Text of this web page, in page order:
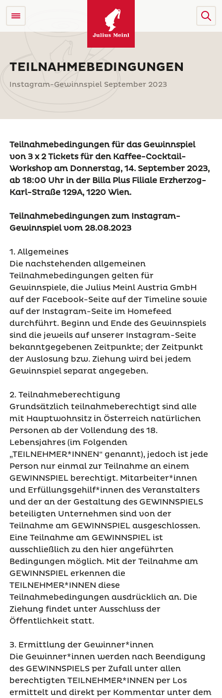
TEILNAHMEBEDINGUNGEN
Instagram-Gewinnspiel September 2023
Teilnahmebedingungen für das Gewinnspiel
von 3 x 2 Tickets für den Kaffee-Cocktail-
Workshop am Donnerstag, 14. September 2023,
ab 18:00 Uhr in der Billa Plus Filiale Erzherzog-
Karl-Straße 129A, 1220 Wien.
Teilnahmebedingungen zum Instagram-
Gewinnspiel vom 28.08.2023
1. Allgemeines
Die nachstehenden allgemeinen
Teilnahmebedingungen gelten für
Gewinnspiele, die Julius Meinl Austria GmbH
auf der Facebook-Seite auf der Timeline sowie
auf der Instagram-Seite im Homefeed
durchführt. Beginn und Ende des Gewinnspiels
sind die jeweils auf unserer Instagram-Seite
bekanntgegebenen Zeitpunkte; der Zeitpunkt
der Auslosung bzw. Ziehung wird bei jedem
Gewinnspiel separat angegeben.
2. Teilnahmeberechtigung
Grundsätzlich teilnahmeberechtigt sind alle
mit Hauptwohnsitz in Österreich natürlichen
Personen ab der Vollendung des 18.
Lebensjahres (im Folgenden
„TEILNEHMER*INNEN“ genannt), jedoch ist jede
Person nur einmal zur Teilnahme an einem
GEWINNSPIEL berechtigt. Mitarbeiter*innen
und Erfüllungsgehilf*innen des Veranstalters
und der an der Gestaltung des GEWINNSPIELS
beteiligten Unternehmen sind von der
Teilnahme am GEWINNSPIEL ausgeschlossen.
Eine Teilnahme am GEWINNSPIEL ist
ausschließlich zu den hier angeführten
Bedingungen möglich. Mit der Teilnahme am
GEWINNSPIEL erkennen die
TEILNEHMER*INNEN diese
Teilnahmebedingungen ausdrücklich an. Die
Ziehung findet unter Ausschluss der
Öffentlichkeit statt.
3. Ermittlung der Gewinner*innen
Die Gewinner*innen werden nach Beendigung
des GEWINNSPIELS per Zufall unter allen
berechtigten TEILNEHMER*INNEN per Los
ermittelt und direkt per Kommentar unter dem